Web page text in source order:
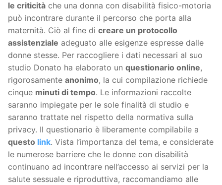
le criticità che una donna con disabilità fisico-motoria
può incontrare durante il percorso che porta alla
maternità. Ciò al fine di creare un protocollo
assistenziale adeguato alle esigenze espresse dalle
donne stesse. Per raccogliere i dati necessari al suo
studio Donato ha elaborato un questionario online,
rigorosamente anonimo, la cui compilazione richiede
cinque minuti di tempo. Le informazioni raccolte
saranno impiegate per le sole finalità di studio e
saranno trattate nel rispetto della normativa sulla
privacy. Il questionario è liberamente compilabile a
questo link. Vista l’importanza del tema, e considerate
le numerose barriere che le donne con disabilità
continuano ad incontrare nell’accesso ai servizi per la
salute sessuale e riproduttiva, raccomandiamo alle